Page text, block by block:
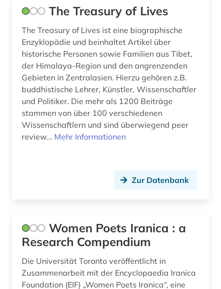
e-learning (1)
east india company (1)
economic and social commission for asia and
the pacific (1)
elektronische bibliothek (1)
elektronische publikation (1)
elektronische zeitschrift (2)
elektronisches wörterbuch (1)
entwicklungshilfe (1)
entwicklungsländer (1)
entwicklungspolitik (4)
entwicklungszusammenarbeit (2)
Niederlande (2)
Nordamerika (2)
Norwegen (1)
Oesterreich (1)
Osmanisches Reich (5)
Polen (2)
Portugal (1)
Rumänien (1)
Russland, Sowjetunion (4)
The Treasury of Lives
The Treasury of Lives ist eine biographische
Enzyklopädie und beinhaltet Artikel über
historische Personen sowie Familien aus Tibet,
der Himalaya-Region und den angrenzenden
Gebieten in Zentralasien. Hierzu gehören z.B.
buddhistische Lehrer, Künstler, Wissenschaftler
und Politiker. Die mehr als 1200 Beiträge
stammen von über 100 verschiedenen
Wissenschaftlern und sind überwiegend peer
review... Mehr Informationen
Zur Datenbank
Women Poets Iranica : a
Research Compendium
Die Universität Toronto veröffentlicht in
Zusammenarbeit mit der Encyclopaedia Iranica
Foundation (EIF) „Women Poets Iranica“, eine